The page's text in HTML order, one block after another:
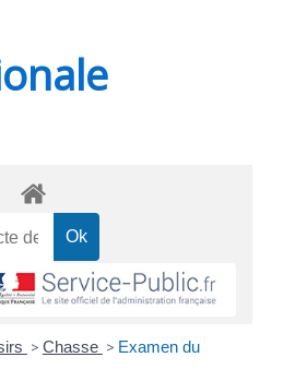
> Chasse > Examen du